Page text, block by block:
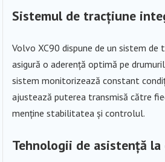
Sistemul de tracțiune
Volvo XC90 dispune de un sistem de
asigură o aderență optimă pe
sistem monitorizează constant
ajustează puterea transmisă către
menține stabilitatea și controlul.
Tehnologii de asistență la